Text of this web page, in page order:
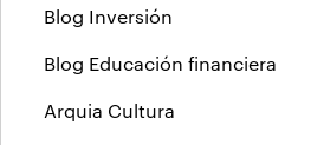
Blog Inversión
Blog Educación financiera
Arquia Cultura